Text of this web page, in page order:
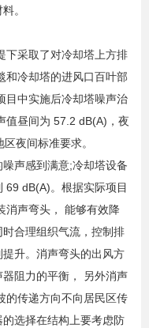
。
采取了对冷却塔上方排
和冷却塔的进风口百叶部
目中实施后冷却塔噪声治
值昼间为 57.2 dB(A)，夜
夜间标准要求。
声感到满意;冷却塔设备
69 dB(A)。根据实际项目
消声弯头， 能够有效降
合理组织气流，控制排
升。消声弯头的出风方
阻力的平衡， 另外消声
的传递方向不向居民区传
选择在结构上要考虑防